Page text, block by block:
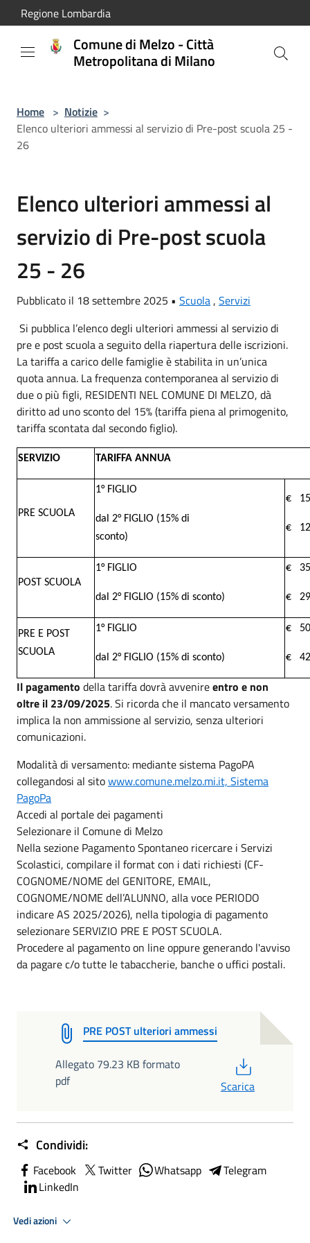
Salta al contenuto principale
Regione Lombardia
Comune di Melzo - Città
Metropolitana di Milano
Home > Notizie >
Elenco ulteriori ammessi al servizio di Pre-post scuola 25 -
26
Elenco ulteriori ammessi al
servizio di Pre-post scuola
25 - 26
Pubblicato il 18 settembre 2025 • Scuola, Servizi
Si pubblica l’elenco degli ulteriori ammessi al servizio di
pre e post scuola a seguito della riapertura delle iscrizioni.
La tariffa a carico delle famiglie è stabilita in un’unica
quota annua. La frequenza contemporanea al servizio di
due o più figli, RESIDENTI NEL COMUNE DI MELZO, dà
diritto ad uno sconto del 15% (tariffa piena al primogenito,
tariffa scontata dal secondo figlio).
SERVIZIO TARIFFA ANNUA
PRE SCUOLA
1° FIGLIO
dal 2° FIGLIO (15% di
sconto)
€
€
POST SCUOLA
1° FIGLIO
dal 2° FIGLIO (15% di sconto)
€
€
PRE E POST
SCUOLA
1° FIGLIO
dal 2° FIGLIO (15% di sconto)
€
€
Il pagamento della tariffa dovrà avvenireentro e non
oltre il 23/09/2025. Si ricorda che il mancato versamento
implica la non ammissione al servizio, senza ulteriori
comunicazioni.
Modalità di versamento: mediante sistema PagoPA
collegandosi al sitowww.comune.melzo.mi.it, Sistema
PagoPa
Accedi al portale dei pagamenti
Selezionare il Comune di Melzo
Nella sezione Pagamento Spontaneo ricercare i Servizi
Scolastici, compilare il format con i dati richiesti (CF-
COGNOME/NOME del GENITORE, EMAIL,
COGNOME/NOME dell’ALUNNO, alla voce PERIODO
indicare AS 2025/2026), nella tipologia di pagamento
selezionare SERVIZIO PRE E POST SCUOLA.
Procedere al pagamento on line oppure generando l'avviso
da pagare c/o tutte le tabaccherie, banche o uffici postali.
PRE POST ulteriori ammessi
Allegato 79.23 KB formato
pdf
Scarica
Condividi:
Facebook Twitter Whatsapp
Telegram
LinkedIn
Vedi azioni